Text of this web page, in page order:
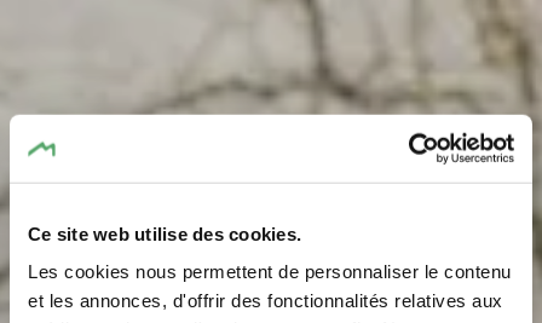
Ce site web utilise des cookies.
Les cookies nous permettent de personnaliser le contenu
et les annonces, d'offrir des fonctionnalités relatives aux